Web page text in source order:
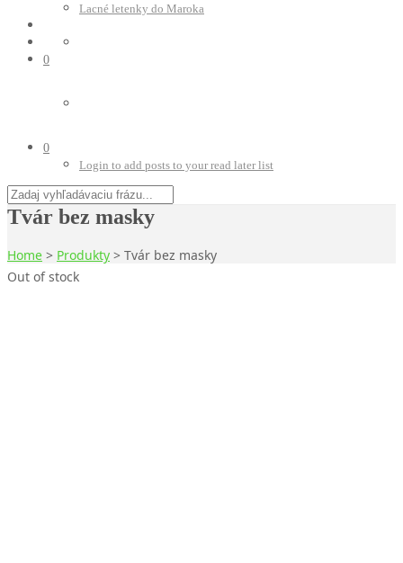
Lacné letenky do Maroka
0
0
Login to add posts to your read later list
Tvár bez masky
Home > Produkty > Tvár bez masky
Out of stock